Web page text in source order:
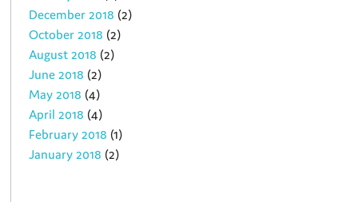
December 2018 (2)
October 2018 (2)
August 2018 (2)
June 2018 (2)
May 2018 (4)
April 2018 (4)
February 2018 (1)
January 2018 (2)